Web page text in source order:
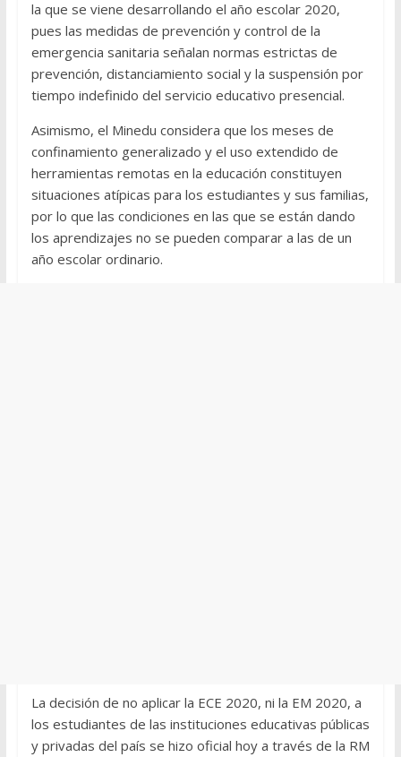
la que se viene desarrollando el año escolar 2020,
pues las medidas de prevención y control de la
emergencia sanitaria señalan normas estrictas de
prevención, distanciamiento social y la suspensión por
tiempo indefinido del servicio educativo presencial.
Asimismo, el Minedu considera que los meses de
confinamiento generalizado y el uso extendido de
herramientas remotas en la educación constituyen
situaciones atípicas para los estudiantes y sus familias,
por lo que las condiciones en las que se están dando
los aprendizajes no se pueden comparar a las de un
año escolar ordinario.
La decisión de no aplicar la ECE 2020, ni la EM 2020, a
los estudiantes de las instituciones educativas públicas
y privadas del país se hizo oficial hoy a través de la RM